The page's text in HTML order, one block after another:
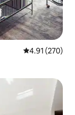
औसत रेटिंग 5 में से
4.91 (270)